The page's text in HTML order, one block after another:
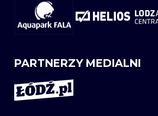
PARTNERZY MEDIALNI